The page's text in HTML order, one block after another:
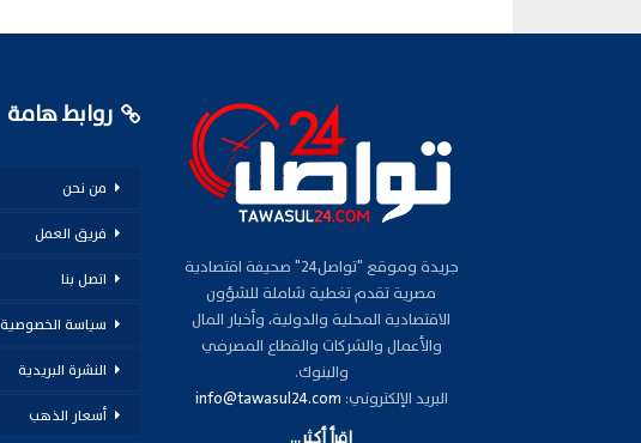
جريدة وموقع "تواصل24" صحيفة اقتصادية
مصرية تقدم تغطية شاملة للشؤون
الاقتصادية المحلية والدولية، وأخبار المال
والأعمال والشركات والقطاع المصرفي
والبنوك.
البريد الإلكتروني: info@tawasul24.com
روابط هامة
من نحن
فريق العمل
اتصل بنا
سياسة الخصوصية
النشرة البريدية
أسعار الذهب